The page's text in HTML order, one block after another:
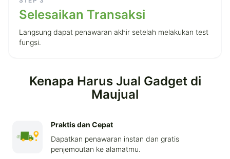
Selesaikan Transaksi
Langsung dapat penawaran akhir setelah melakukan test
fungsi.
Kenapa Harus Jual Gadget di
Maujual
Praktis dan Cepat
Dapatkan penawaran instan dan gratis
penjemoutan ke alamatmu.